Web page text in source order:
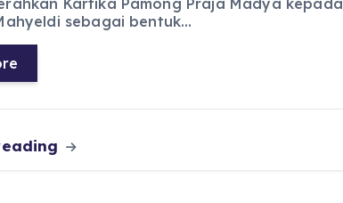
a g
Kartika Pamong Praja Madya kepada
sebagai bentuk…